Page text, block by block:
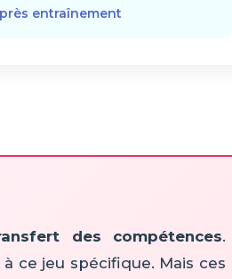
entraînement
des compétences.
ce jeu spécifique. Mais ces